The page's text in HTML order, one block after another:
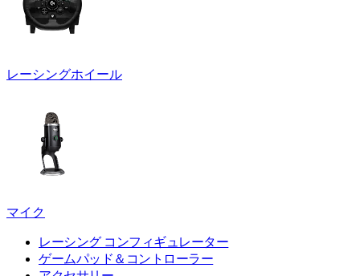
レーシングホイール
マイク
レーシング コンフィギュレーター
ゲームパッド＆コントローラー